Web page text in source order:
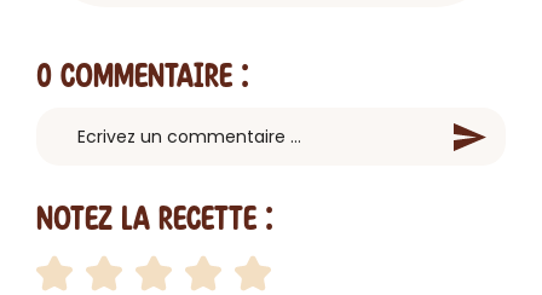
0 Commentaire :
Notez la recette :